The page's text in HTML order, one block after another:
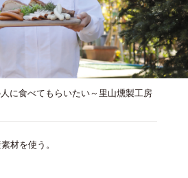
に食べてもらいたい～里山燻製工房
材を使う。